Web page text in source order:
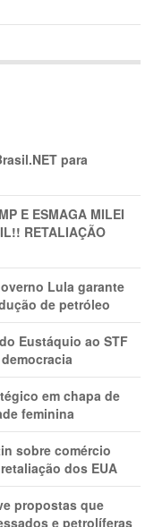
para
E ESMAGA MILEI
RETALIAÇÃO
Lula garante
de petróleo
Eustáquio ao STF
em chapa de
feminina
sobre comércio
dos EUA
propostas que
e petrolíferas